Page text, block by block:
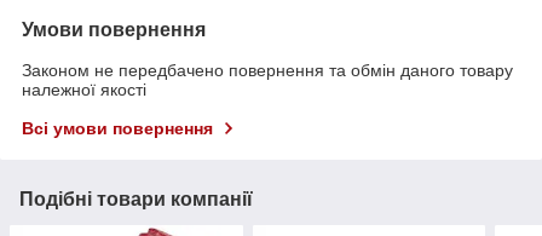
Умови повернення
Законом не передбачено повернення та обмін даного товару
належної якості
Всі умови повернення
Подібні товари компанії